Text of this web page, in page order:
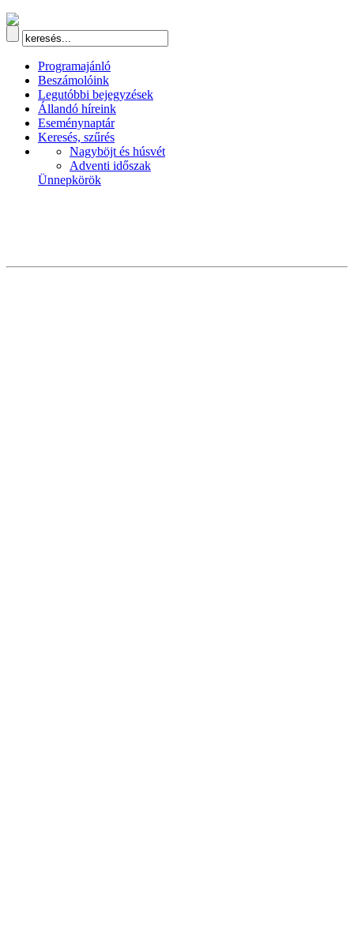
Programajánló
Beszámolóink
Legutóbbi bejegyzések
Állandó híreink
Eseménynaptár
Keresés, szűrés
Nagyböjt és húsvét
Adventi időszak
Ünnepkörök